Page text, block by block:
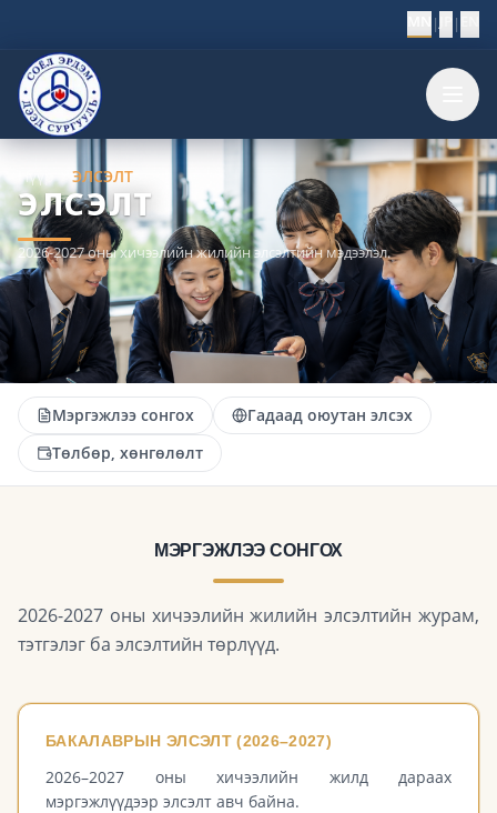
| |
Нүүр ЭЛСЭЛТ
ЭЛСЭЛТ
2026-2027 оны хичээлийн жилийн элсэлтийн мэдээлэл.
Мэргэжлээ сонгох
Гадаад оюутан элсэх
Төлбөр, хөнгөлөлт
МЭРГЭЖЛЭЭ СОНГОХ
2026-2027 оны хичээлийн жилийн элсэлтийн журам,
тэтгэлэг ба элсэлтийн төрлүүд.
БАКАЛАВРЫН ЭЛСЭЛТ (2026–2027)
2026–2027 оны хичээлийн жилд дараах
мэргэжлүүдээр элсэлт авч байна.